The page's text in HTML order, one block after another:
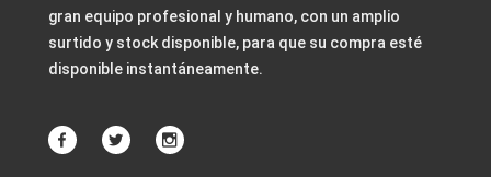
gran equipo profesional y humano, con un amplio
surtido y stock disponible, para que su compra esté
disponible instantáneamente.